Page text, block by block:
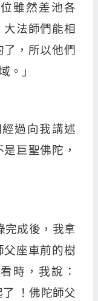
雖然差池各
大法師們能相
，所以他們
。」
過向我講述
巨聖佛陀，
成後，我拿
父座車前的樹
時，我說：
了 ！佛陀師父